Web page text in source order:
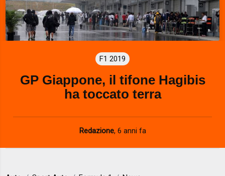
F1 2019
GP Giappone, il tifone Hagibis
ha toccato terra
Redazione, 6 anni fa